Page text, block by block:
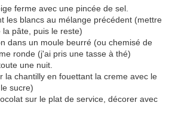
ferme avec une pincée de sel.
les blancs au mélange précédent (mettre
pâte, puis le reste)
dans un moule beurré (ou chemisé de
ronde (j'ai pris une tasse à thé)
une nuit.
la chantilly en fouettant la creme avec le
sucre)
sur le plat de service, décorer avec